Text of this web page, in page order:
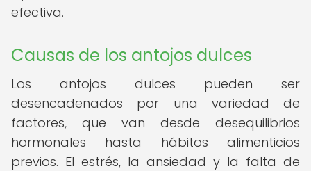
efectiva.
Causas de los antojos dulces
Los antojos dulces pueden ser
desencadenados por una variedad de
factores, que van desde desequilibrios
hormonales hasta hábitos alimenticios
previos. El estrés, la ansiedad y la falta de